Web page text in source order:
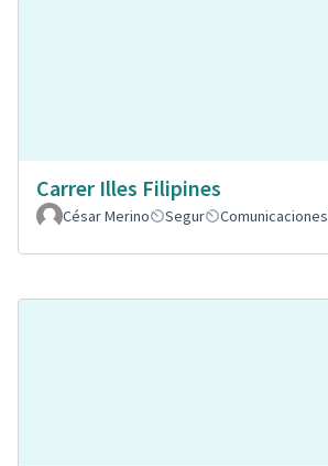
Carrer Illes Filipines
César Merino
Segur Comunicaciones